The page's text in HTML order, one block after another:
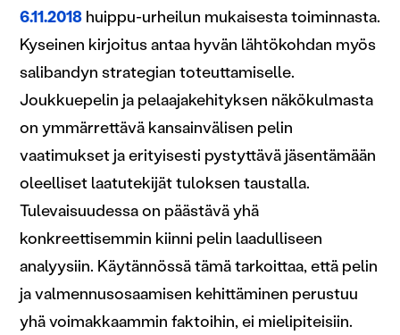
6.11.2018 huippu-urheilun mukaisesta toiminnasta.
Kyseinen kirjoitus antaa hyvän lähtökohdan myös
salibandyn strategian toteuttamiselle.
Joukkuepelin ja pelaajakehityksen näkökulmasta
on ymmärrettävä kansainvälisen pelin
vaatimukset ja erityisesti pystyttävä jäsentämään
oleelliset laatutekijät tuloksen taustalla.
Tulevaisuudessa on päästävä yhä
konkreettisemmin kiinni pelin laadulliseen
analyysiin. Käytännössä tämä tarkoittaa, että pelin
ja valmennusosaamisen kehittäminen perustuu
yhä voimakkaammin faktoihin, ei mielipiteisiin.